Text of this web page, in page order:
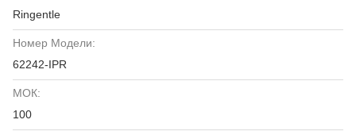
Ringentle
Номер Модели:
62242-IPR
МОК:
100